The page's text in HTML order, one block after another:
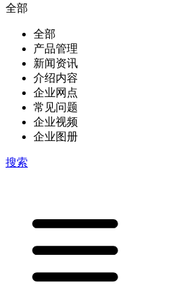
全部
全部
产品管理
新闻资讯
介绍内容
企业网点
常见问题
企业视频
企业图册
搜索